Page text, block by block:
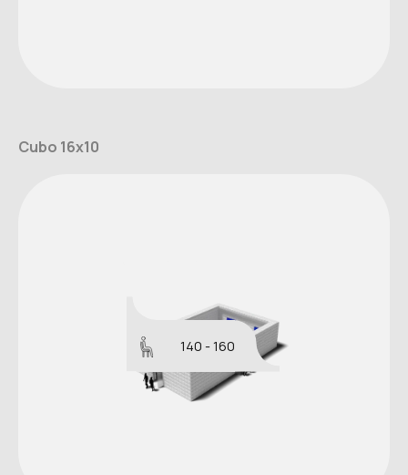
Cubo 16x10
140 - 160